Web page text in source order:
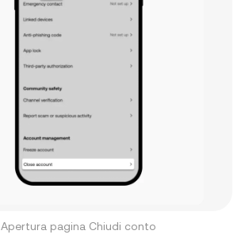
Apertura pagina Chiudi conto